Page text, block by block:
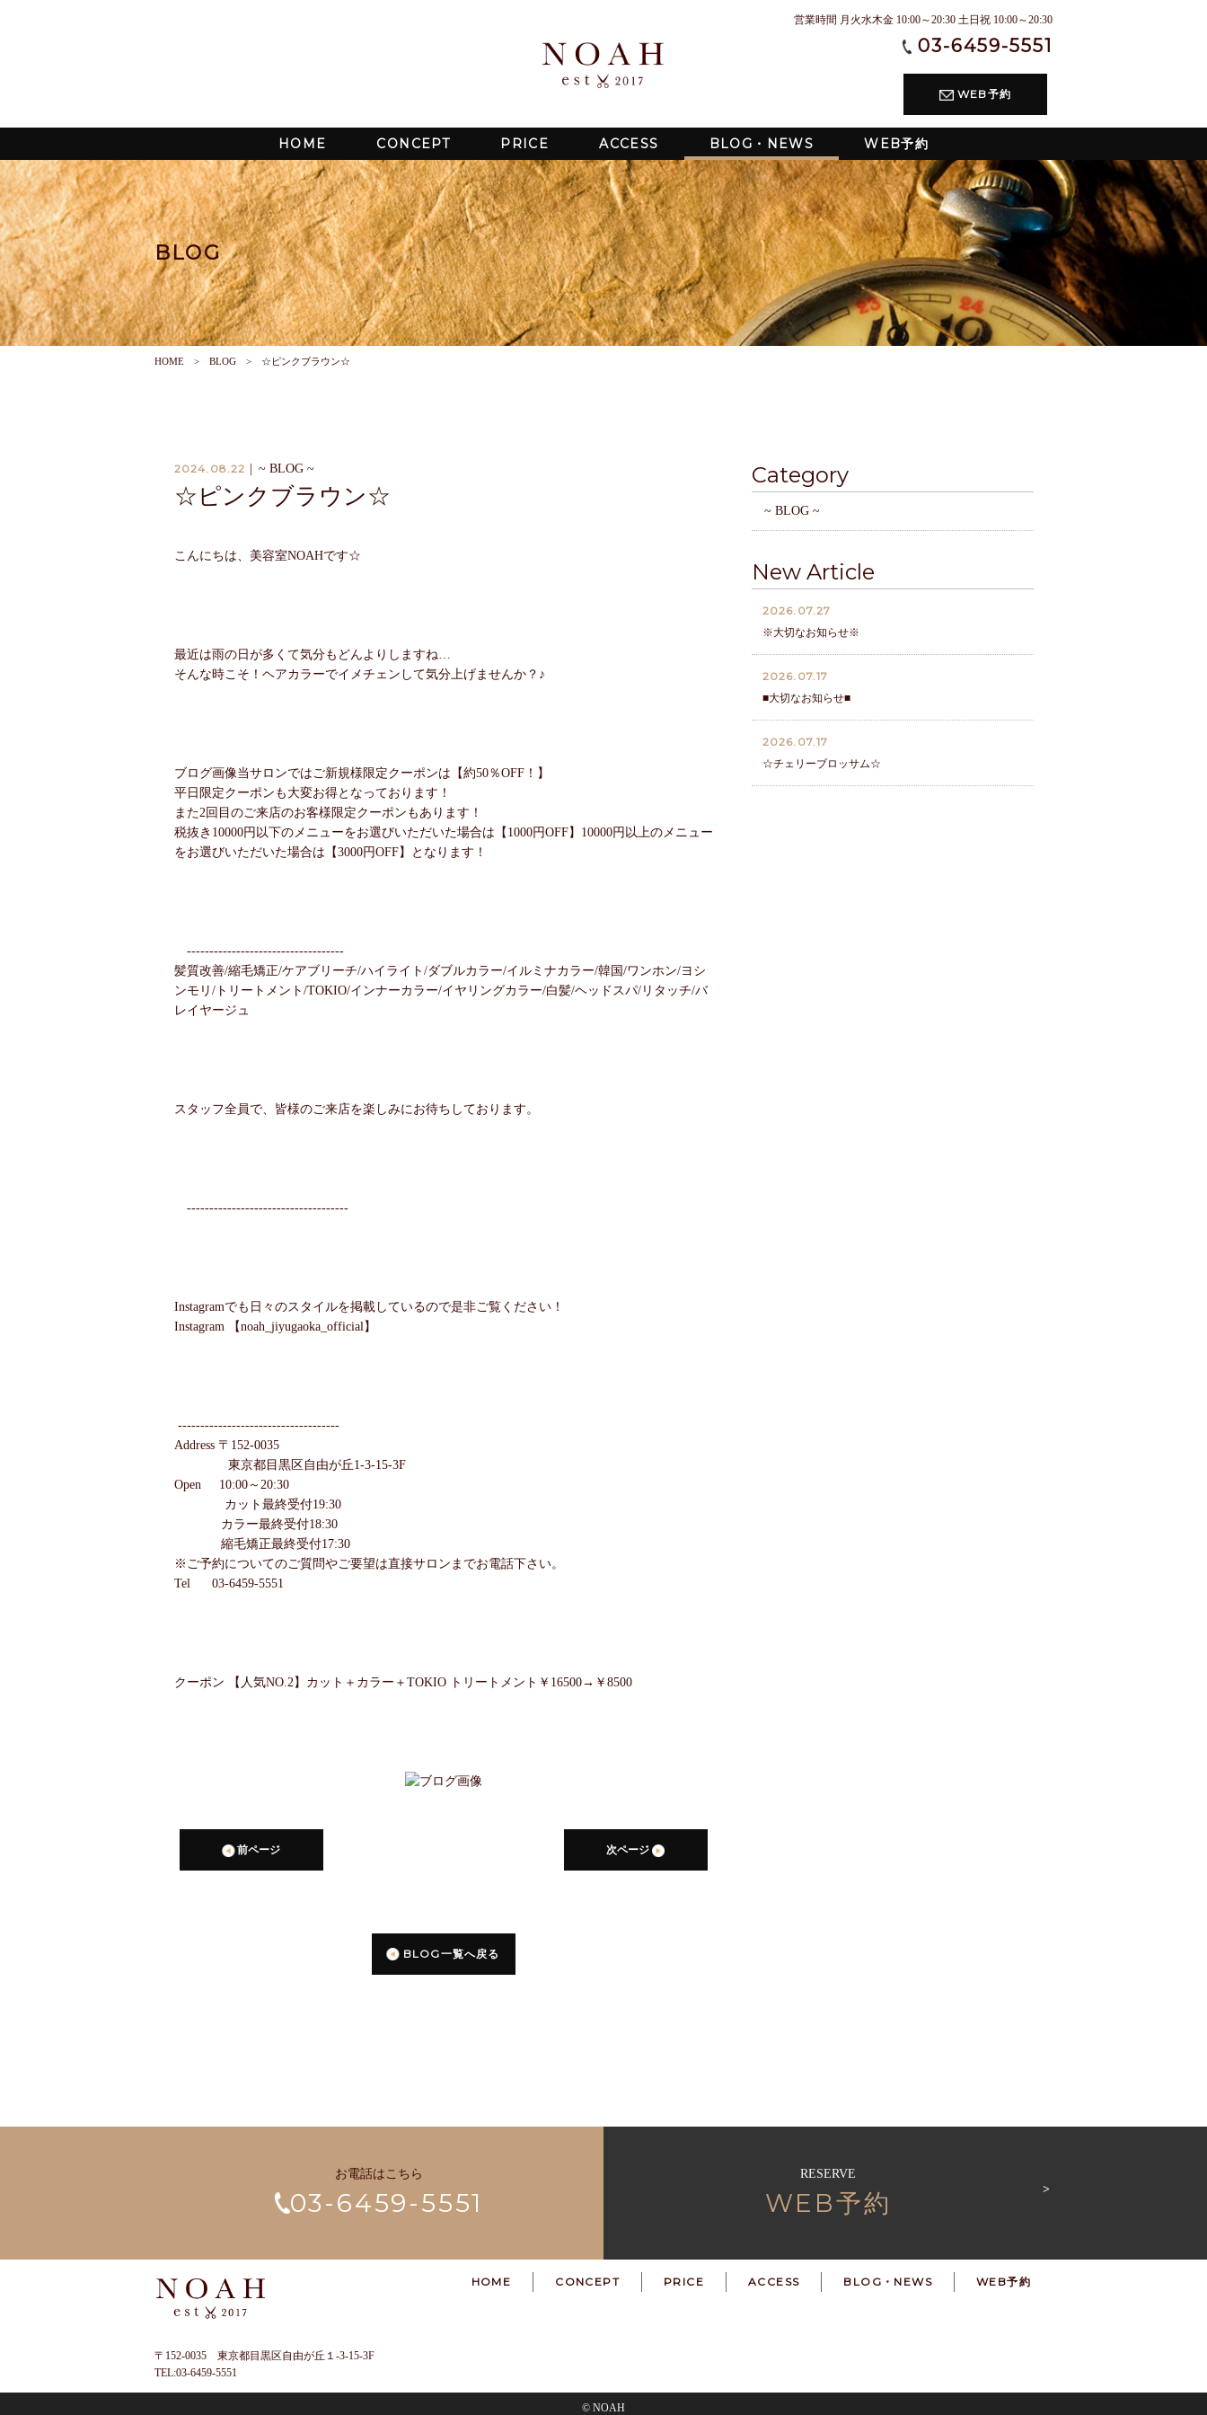
営業時間 月火水木金 10:00～20:30 土日祝 10:00～20:30
03-6459-5551
WEB予約
HOME CONCEPT PRICE ACCESS BLOG・NEWS WEB予約
BLOG
HOME BLOG ☆ピンクブラウン☆
2024.08.22 ~ BLOG ~
☆ピンクブラウン☆
こんにちは、美容室NOAHです☆
最近は雨の日が多くて気分もどんよりしますね…
そんな時こそ！ヘアカラーでイメチェンして気分上げませんか？♪
ブログ画像当サロンではご新規様限定クーポンは【約50％OFF！】
平日限定クーポンも大変お得となっております！
また2回目のご来店のお客様限定クーポンもあります！
税抜き10000円以下のメニューをお選びいただいた場合は【1000円OFF】10000円以上のメニュー
をお選びいただいた場合は【3000円OFF】となります！
-----------------------------------
髪質改善/縮毛矯正/ケアブリーチ/ハイライト/ダブルカラー/イルミナカラー/韓国/ワンホン/ヨシ
ンモリ/トリートメント/TOKIO/インナーカラー/イヤリングカラー/白髪/ヘッドスパ/リタッチ/バ
レイヤージュ
スタッフ全員で、皆様のご来店を楽しみにお待ちしております。
------------------------------------
Instagramでも日々のスタイルを掲載しているので是非ご覧ください！
Instagram 【noah_jiyugaoka_official】
------------------------------------
Address 〒152-0035
東京都目黒区自由が丘1-3-15-3F
Open 10:00～20:30
カット最終受付19:30
カラー最終受付18:30
縮毛矯正最終受付17:30
※ご予約についてのご質問やご要望は直接サロンまでお電話下さい。
Tel 03-6459-5551
クーポン 【人気NO.2】カット＋カラー＋TOKIO トリートメント￥16500→￥8500
前ページ 次ページ
BLOG一覧へ戻る
Category
~ BLOG ~
New Article
2026.07.27
※大切なお知らせ※
2026.07.17
■大切なお知らせ■
2026.07.17
☆チェリーブロッサム☆
お電話はこちら
03-6459-5551
RESERVE
WEB予約
HOME CONCEPT PRICE ACCESS BLOG・NEWS WEB予約
〒152-0035 東京都目黒区自由が丘１-3-15-3F
TEL:03-6459-5551
© NOAH